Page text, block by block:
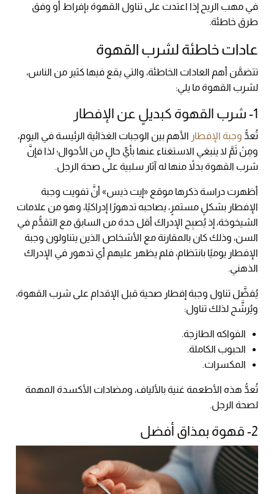
في مهب الريح إذا اعتدت على تناول القهوة بإفراط أو وفق
طرق خاطئة.
عادات خاطئة لشرب القهوة
تتضمَّن أهم العادات الخاطئة، والتي يقع فيها كثير من الناس،
لشرب القهوة ما يلي:
1- شرب القهوة كبديلٍ عن الإفطار
تُعدُّ وجبة الإفطار الأهم بين الوجبات الغذائية الرئيسة في اليوم،
ومِنْ ثَمَّ لا ينبغي الاستغناء عنها بأيِّ حالٍ من الأحوال؛ لذا فإنَّ
شرب القهوة بدلاً منها له آثار سلبية على صحة الرجل.
أظهرت دراسة ذكرها موقع «إيت ذيس» أنَّ تفويت وجبة
الإفطار بشكلٍ مستمرٍ، يصاحبه تدهورًا إدراكيًا، وهو من علامات
الشيخوخة، إذ يُصبِح الإدراك أقل حدة من السابق مع التقدُّم في
السن، وذلك كان بالمقارنة مع الأشخاص الذين يتناولون وجبة
الإفطار يوميًا بانتظام، فلم يظهر عليهم أي تدهور في الإدراك
الذهني.
يُفضَّل تناول وجبة إفطار صحية قبل الإقدام على شرب القهوة،
ويُرشَّح لذلك تناول:
الفواكه الطازجة.
الحبوب الكاملة.
المكسرات.
تُعدُّ هذه الأطعمة غنية بالألياف، ومضادات الأكسدة المهمة
لصحة الرجل.
2- قهوة بمذاق أفضل